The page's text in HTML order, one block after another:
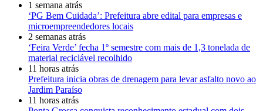
1 semana atrás
‘PG Bem Cuidada’: Prefeitura abre edital para empresas e
microempreendedores locais
2 semanas atrás
‘Feira Verde’ fecha 1º semestre com mais de 1,3 tonelada de
material reciclável recolhido
11 horas atrás
Prefeitura inicia obras de drenagem para levar asfalto novo ao
Jardim Paraíso
11 horas atrás